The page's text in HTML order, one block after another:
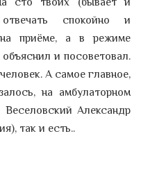
спокойно и
приёме, а в режиме
и посоветовал.
А самое главное,
на амбулаторном
Александр
так и есть..